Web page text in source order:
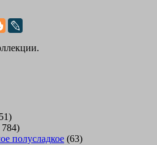
полусладкое (63)